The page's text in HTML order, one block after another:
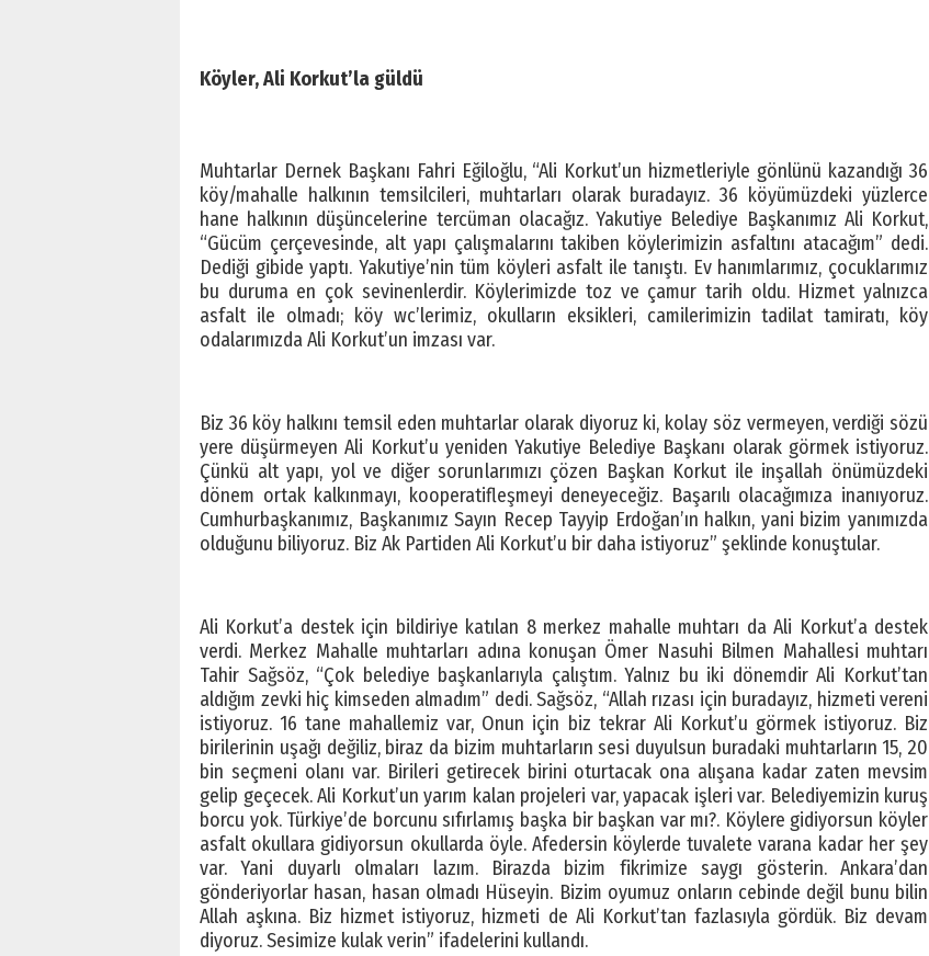
Köyler, Ali Korkut’la güldü
Muhtarlar Dernek Başkanı Fahri Eğiloğlu, “Ali Korkut’un hizmetleriyle gönlünü kazandığı 36
köy/mahalle halkının temsilcileri, muhtarları olarak buradayız. 36 köyümüzdeki yüzlerce
hane halkının düşüncelerine tercüman olacağız. Yakutiye Belediye Başkanımız Ali Korkut,
“Gücüm çerçevesinde, alt yapı çalışmalarını takiben köylerimizin asfaltını atacağım” dedi.
Dediği gibide yaptı. Yakutiye’nin tüm köyleri asfalt ile tanıştı. Ev hanımlarımız, çocuklarımız
bu duruma en çok sevinenlerdir. Köylerimizde toz ve çamur tarih oldu. Hizmet yalnızca
asfalt ile olmadı; köy wc’lerimiz, okulların eksikleri, camilerimizin tadilat tamiratı, köy
odalarımızda Ali Korkut’un imzası var.
Biz 36 köy halkını temsil eden muhtarlar olarak diyoruz ki, kolay söz vermeyen, verdiği sözü
yere düşürmeyen Ali Korkut’u yeniden Yakutiye Belediye Başkanı olarak görmek istiyoruz.
Çünkü alt yapı, yol ve diğer sorunlarımızı çözen Başkan Korkut ile inşallah önümüzdeki
dönem ortak kalkınmayı, kooperatifleşmeyi deneyeceğiz. Başarılı olacağımıza inanıyoruz.
Cumhurbaşkanımız, Başkanımız Sayın Recep Tayyip Erdoğan’ın halkın, yani bizim yanımızda
olduğunu biliyoruz. Biz Ak Partiden Ali Korkut’u bir daha istiyoruz” şeklinde konuştular.
Ali Korkut’a destek için bildiriye katılan 8 merkez mahalle muhtarı da Ali Korkut’a destek
verdi. Merkez Mahalle muhtarları adına konuşan Ömer Nasuhi Bilmen Mahallesi muhtarı
Tahir Sağsöz, “Çok belediye başkanlarıyla çalıştım. Yalnız bu iki dönemdir Ali Korkut’tan
aldığım zevki hiç kimseden almadım” dedi. Sağsöz, “Allah rızası için buradayız, hizmeti vereni
istiyoruz. 16 tane mahallemiz var, Onun için biz tekrar Ali Korkut’u görmek istiyoruz. Biz
birilerinin uşağı değiliz, biraz da bizim muhtarların sesi duyulsun buradaki muhtarların 15, 20
bin seçmeni olanı var. Birileri getirecek birini oturtacak ona alışana kadar zaten mevsim
gelip geçecek. Ali Korkut’un yarım kalan projeleri var, yapacak işleri var. Belediyemizin kuruş
borcu yok. Türkiye’de borcunu sıfırlamış başka bir başkan var mı?. Köylere gidiyorsun köyler
asfalt okullara gidiyorsun okullarda öyle. Afedersin köylerde tuvalete varana kadar her şey
var. Yani duyarlı olmaları lazım. Birazda bizim fikrimize saygı gösterin. Ankara’dan
gönderiyorlar hasan, hasan olmadı Hüseyin. Bizim oyumuz onların cebinde değil bunu bilin
Allah aşkına. Biz hizmet istiyoruz, hizmeti de Ali Korkut’tan fazlasıyla gördük. Biz devam
diyoruz. Sesimize kulak verin” ifadelerini kullandı.